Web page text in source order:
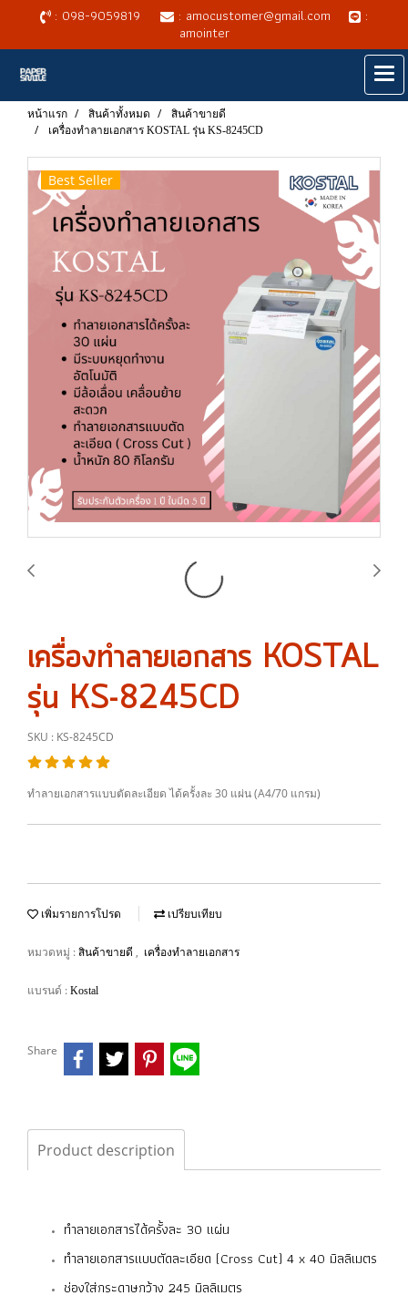
: 098-9059819 : amocustomer@gmail.com :
amointer
หน้าแรก สินค้าทั้งหมด
สินค้าขายดี
เครื่องทำลายเอกสาร KOSTAL รุ่น KS-8245CD
Best Seller
เครื่องทำลายเอกสาร KOSTAL
รุ่น KS-8245CD
SKU : KS-8245CD
ทำลายเอกสารแบบตัดละเอียด ได้ครั้งละ 30 แผ่น (A4/70 แกรม)
เพิ่มรายการโปรด เปรียบเทียบ
หมวดหมู่ : สินค้าขายดี , เครื่องทำลายเอกสาร
แบรนด์ : Kostal
Share
Product description
ทำลายเอกสารได้ครั้งละ 30 แผ่น
ทำลายเอกสารแบบตัดละเอียด (Cross Cut) 4 x 40 มิลลิเมตร
ช่องใส่กระดาษกว้าง 245 มิลลิเมตร